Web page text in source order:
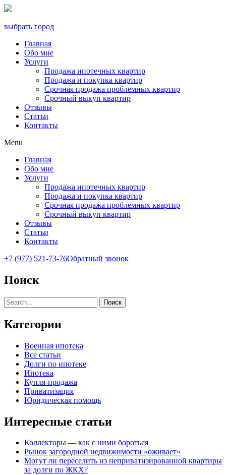
выбрать город
Главная
Обо мне
Услуги
Продажа ипотечных квартир
Продажа и покупка квартир
Срочная продажа проблемных квартир
Срочный выкуп квартир
Отзывы
Статьи
Контакты
Menu
Главная
Обо мне
Услуги
Продажа ипотечных квартир
Продажа и покупка квартир
Срочная продажа проблемных квартир
Срочный выкуп квартир
Отзывы
Статьи
Контакты
+7 (977) 521-73-76Обратный звонок
Поиск
Поиск
Категории
Военная ипотека
Все статьи
Долги по ипотеке
Ипотека
Купля-продажа
Приватизация
Юридическая помощь
Интересные статьи
Коллекторы — как с ними бороться
Рынок загородной недвижимости «оживает»
Могут ли переселить из неприватизированной квартиры
за долги по ЖКХ?